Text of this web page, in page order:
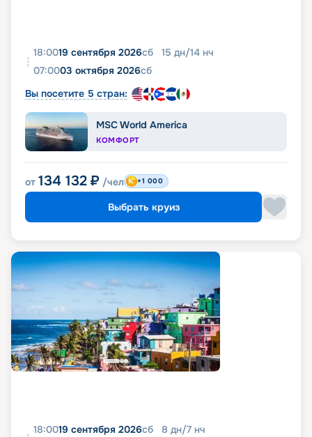
18:0019 сентября 2026сб 15 дн/14 нч
07:0003 октября 2026сб
Вы посетите 5 стран:
MSC World America
КОМФОРТ
от 134 132 ₽ /чел +1 000
Выбрать круиз
18:0019 сентября 2026сб 8 дн/7 нч